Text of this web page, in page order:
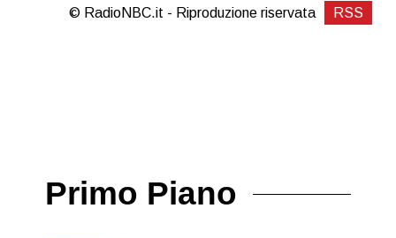
© RadioNBC.it - Riproduzione riservata RSS
Primo Piano